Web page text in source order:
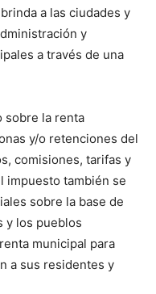
a las ciudades y
y
a través de una
sobre la renta
y/o retenciones del
comisiones, tarifas y
impuesto también se
sobre la base de
y los pueblos
municipal para
a sus residentes y